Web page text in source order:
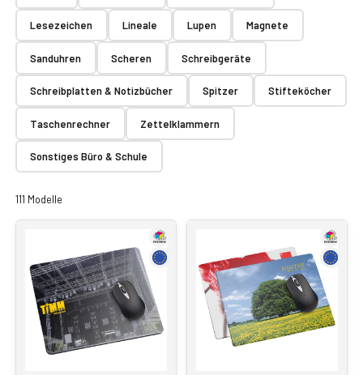
Lesezeichen Lineale Lupen Magnete
Sanduhren Scheren Schreibgeräte
Schreibplatten & Notizbücher Spitzer Stifteköcher
Taschenrechner Zettelklammern
Sonstiges Büro & Schule
111 Modelle